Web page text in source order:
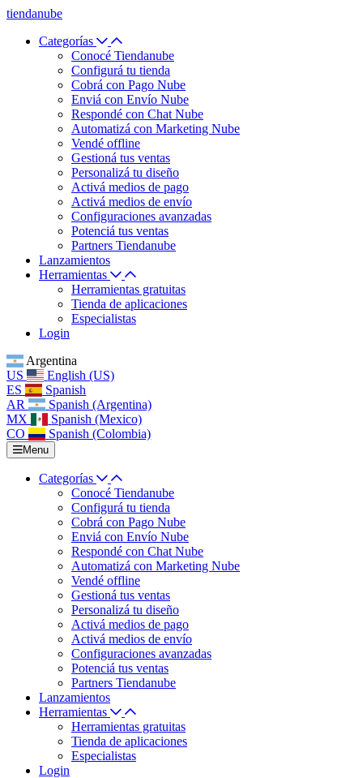
tiendanube
Categorías
Conocé Tiendanube
Configurá tu tienda
Cobrá con Pago Nube
Enviá con Envío Nube
Respondé con Chat Nube
Automatizá con Marketing Nube
Vendé offline
Gestioná tus ventas
Personalizá tu diseño
Activá medios de pago
Activá medios de envío
Configuraciones avanzadas
Potenciá tus ventas
Partners Tiendanube
Lanzamientos
Herramientas
Herramientas gratuitas
Tienda de aplicaciones
Especialistas
Login
Argentina
US
English (US)
ES
Spanish
AR
Spanish (Argentina)
MX
Spanish (Mexico)
CO
Spanish (Colombia)
Menu
Categorías
Conocé Tiendanube
Configurá tu tienda
Cobrá con Pago Nube
Enviá con Envío Nube
Respondé con Chat Nube
Automatizá con Marketing Nube
Vendé offline
Gestioná tus ventas
Personalizá tu diseño
Activá medios de pago
Activá medios de envío
Configuraciones avanzadas
Potenciá tus ventas
Partners Tiendanube
Lanzamientos
Herramientas
Herramientas gratuitas
Tienda de aplicaciones
Especialistas
Login